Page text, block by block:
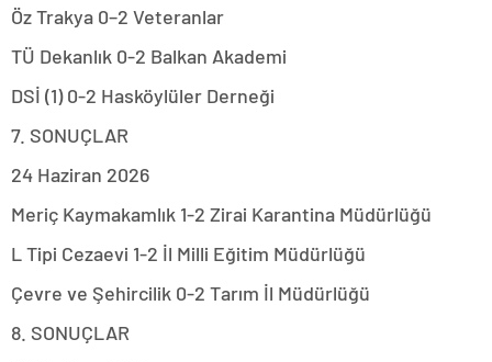
Öz Trakya 0–2 Veteranlar
TÜ Dekanlık ­0-2 Balkan Akademi
DSİ (1) 0-2 Hasköylüler Derneği
7. SONUÇLAR
24 Haziran 2026
Meriç Kaymakamlık 1-2 Zirai Karantina Müdürlüğü
L Tipi Cezaevi 1-2 İl Milli Eğitim Müdürlüğü
Çevre ve Şehircilik 0-2 Tarım İl Müdürlüğü
8. SONUÇLAR